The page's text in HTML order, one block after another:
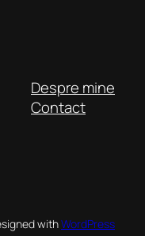
Despre mine
Contact
withWordPress